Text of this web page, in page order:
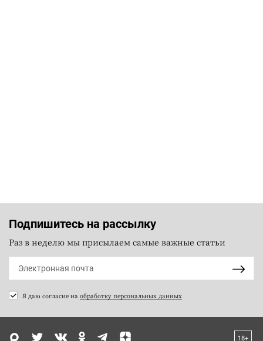
Подпишитесь на рассылку
Раз в неделю мы присылаем самые важные статьи
Я даю согласие на обработку персональных данных
18+